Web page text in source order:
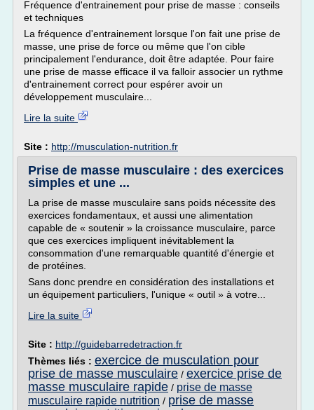
Fréquence d'entrainement pour prise de masse : conseils
et techniques
La fréquence d'entrainement lorsque l'on fait une prise de
masse, une prise de force ou même que l'on cible
principalement l'endurance, doit être adaptée. Pour faire
une prise de masse efficace il va falloir associer un rythme
d'entrainement correct pour espérer avoir un
développement musculaire...
Lire la suite
Site : http://musculation-nutrition.fr
Prise de masse musculaire : des exercices
simples et une ...
La prise de masse musculaire sans poids nécessite des
exercices fondamentaux, et aussi une alimentation
capable de « soutenir » la croissance musculaire, parce
que ces exercices impliquent inévitablement la
consommation d'une remarquable quantité d'énergie et
de protéines.
Sans donc prendre en considération des installations et
un équipement particuliers, l'unique « outil » à votre...
Lire la suite
Site : http://guidebarredetraction.fr
Thèmes liés : exercice de musculation pour
prise de masse musculaire / exercice prise de
masse musculaire rapide / prise de masse
musculaire rapide nutrition / prise de masse